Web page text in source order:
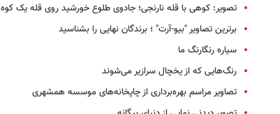
تصویر: کوهی با قله نارنجی؛ جادوی طلوع خورشید روی قله یک کوه
برترین تصاویر "بیو-آرت" ؛ برندگان نهایی را بشناسید
سیاره رنگارنگ ما
رنگ‌هایی که از یخچال سرازیر می‌شوند
تصاویر مراسم بهره‌برداری از چاپخانه‌های موسسه همشهری